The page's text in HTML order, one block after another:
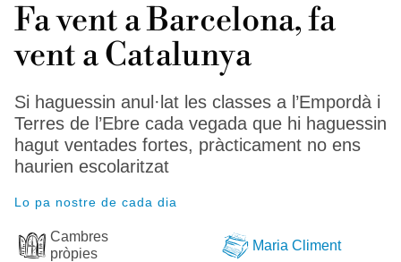
Fa vent a Barcelona, fa
vent a Catalunya
Si haguessin anul·lat les classes a l’Empordà i
Terres de l’Ebre cada vegada que hi haguessin
hagut ventades fortes, pràcticament no ens
haurien escolaritzat
Lo pa nostre de cada dia
Cambres
pròpies
Maria Climent